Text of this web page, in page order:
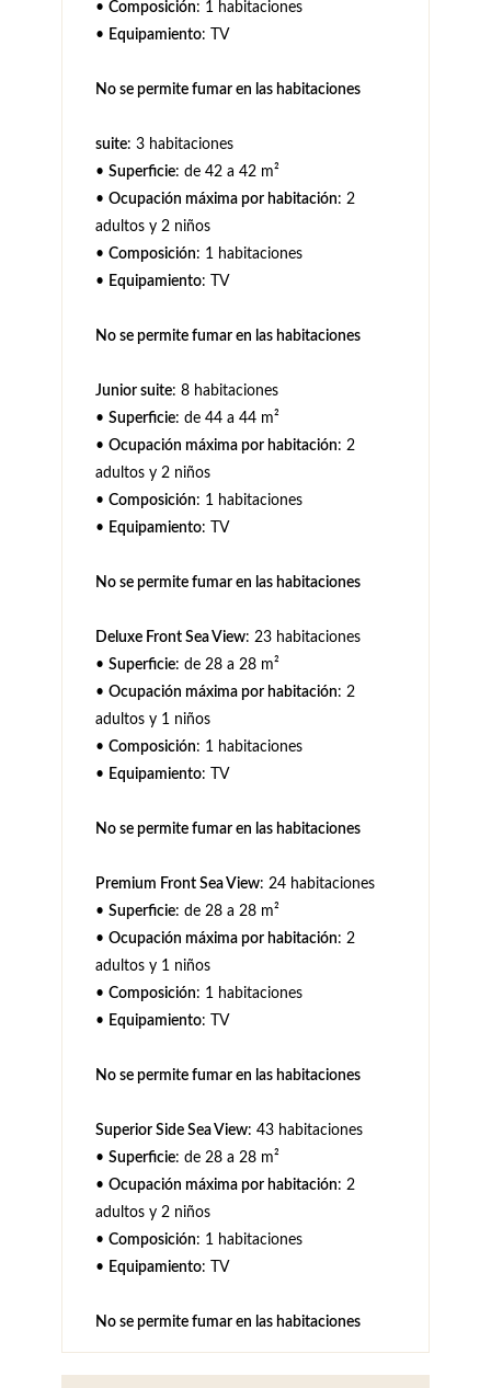
• Composición: 1 habitaciones
• Equipamiento: TV
No se permite fumar en las habitaciones
suite: 3 habitaciones
• Superficie: de 42 a 42 m²
• Ocupación máxima por habitación: 2
adultos y 2 niños
• Composición: 1 habitaciones
• Equipamiento: TV
No se permite fumar en las habitaciones
Junior suite: 8 habitaciones
• Superficie: de 44 a 44 m²
• Ocupación máxima por habitación: 2
adultos y 2 niños
• Composición: 1 habitaciones
• Equipamiento: TV
No se permite fumar en las habitaciones
Deluxe Front Sea View: 23 habitaciones
• Superficie: de 28 a 28 m²
• Ocupación máxima por habitación: 2
adultos y 1 niños
• Composición: 1 habitaciones
• Equipamiento: TV
No se permite fumar en las habitaciones
Premium Front Sea View: 24 habitaciones
• Superficie: de 28 a 28 m²
• Ocupación máxima por habitación: 2
adultos y 1 niños
• Composición: 1 habitaciones
• Equipamiento: TV
No se permite fumar en las habitaciones
Superior Side Sea View: 43 habitaciones
• Superficie: de 28 a 28 m²
• Ocupación máxima por habitación: 2
adultos y 2 niños
• Composición: 1 habitaciones
• Equipamiento: TV
No se permite fumar en las habitaciones